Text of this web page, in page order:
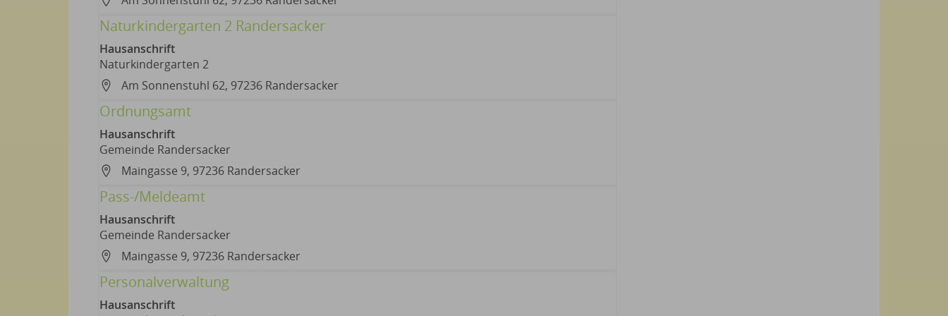
Naturkindergarten 2 Randersacker
Hausanschrift
Naturkindergarten 2
Am Sonnenstuhl 62, 97236 Randersacker
Ordnungsamt
Hausanschrift
Gemeinde Randersacker
Maingasse 9, 97236 Randersacker
Pass-/Meldeamt
Hausanschrift
Gemeinde Randersacker
Maingasse 9, 97236 Randersacker
Personalverwaltung
Hausanschrift